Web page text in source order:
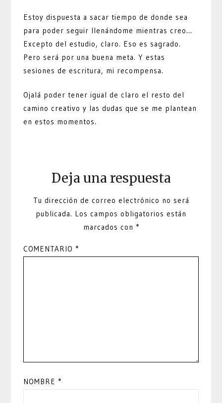
Estoy dispuesta a sacar tiempo de donde sea
para poder seguir llenándome mientras creo…
Excepto del estudio, claro. Eso es sagrado.
Pero será por una buena meta. Y estas
sesiones de escritura, mi recompensa.
Ojalá poder tener igual de claro el resto del
camino creativo y las dudas que se me plantean
en estos momentos.
Deja una respuesta
Tu dirección de correo electrónico no será
publicada. Los campos obligatorios están
marcados con *
COMENTARIO *
NOMBRE *